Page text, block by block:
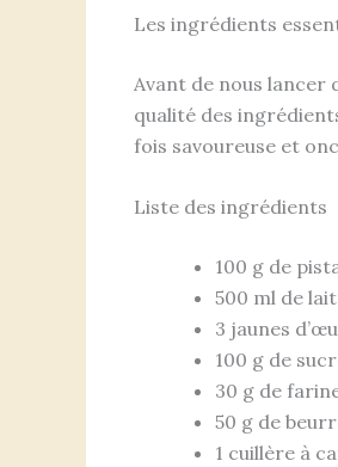
Les ingrédients
Avant de nous lancer
qualité des
fois savoureuse et
Liste des ingrédients
100 g de
500 ml de
3 jaunes
100 g de
30 g de
50 g de
1 cuillère à